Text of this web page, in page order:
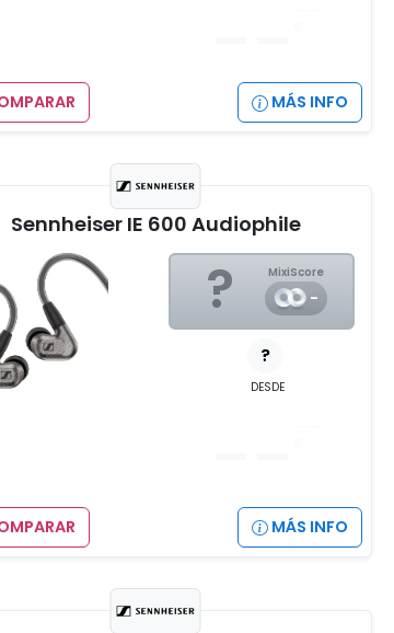
MÁS INFO
Sennheiser IE 600 Audiophile
? MixiScore
-
?
DESDE
MÁS INFO